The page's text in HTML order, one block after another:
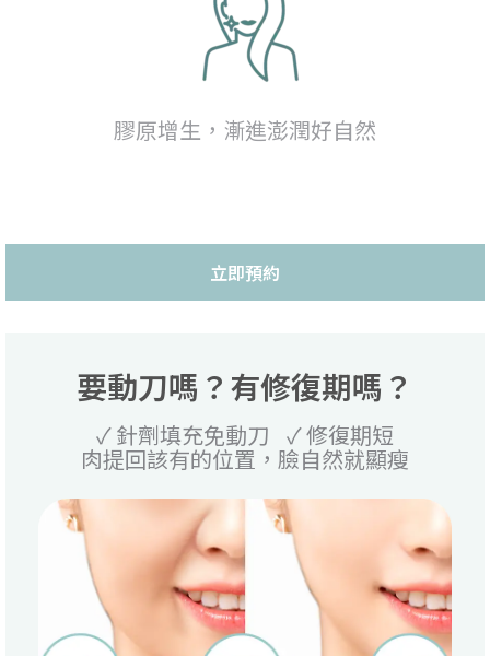
膠原增生，漸進澎潤好自然
立即預約
要動刀嗎？有修復期嗎？
✓ 針劑填充免動刀 ✓ 修復期短
肉提回該有的位置，臉自然就顯瘦